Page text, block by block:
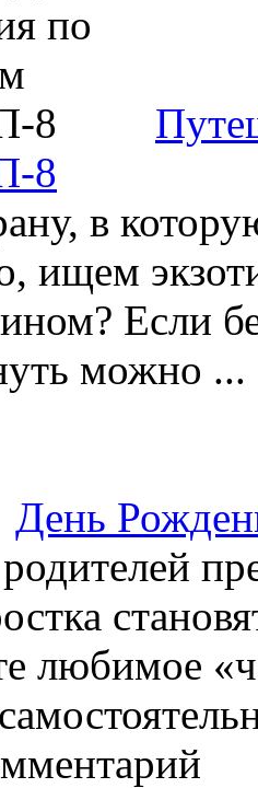
8
в
ищем
Если
можно ...
День
любимое